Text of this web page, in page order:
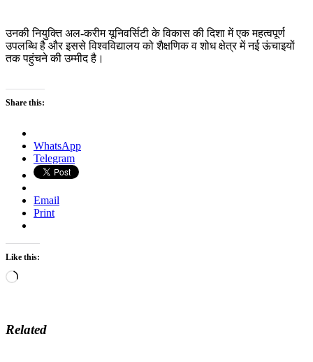
उनकी नियुक्ति अल-करीम यूनिवर्सिटी के विकास की दिशा में एक महत्वपूर्ण
उपलब्धि है और इससे विश्वविद्यालय को शैक्षणिक व शोध क्षेत्र में नई ऊंचाइयों
तक पहुंचने की उम्मीद है।
Share this:
WhatsApp
Telegram
Email
Print
Like this:
Loading…
Related